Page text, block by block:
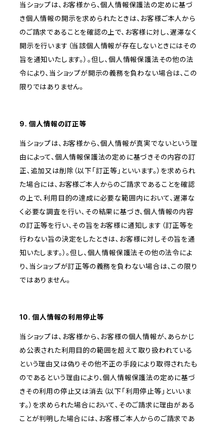
当ショップは、お客様から、個人情報保護法の定めに基づ
き個人情報の開示を求められたときは、お客様ご本人から
のご請求であることを確認の上で、お客様に対し、遅滞なく
開示を行います（当該個人情報が存在しないときにはその
旨を通知いたします。）。但し、個人情報保護法その他の法
令により、当ショップが開示の義務を負わない場合は、この
限りではありません。
9. 個人情報の訂正等
当ショップは、お客様から、個人情報が真実でないという理
由によって、個人情報保護法の定めに基づきその内容の訂
正、追加又は削除（以下「訂正等」といいます。）を求められ
た場合には、お客様ご本人からのご請求であることを確認
の上で、利用目的の達成に必要な範囲内において、遅滞な
く必要な調査を行い、その結果に基づき、個人情報の内容
の訂正等を行い、その旨をお客様に通知します（訂正等を
行わない旨の決定をしたときは、お客様に対しその旨を通
知いたします。）。但し、個人情報保護法その他の法令によ
り、当ショップが訂正等の義務を負わない場合は、この限り
ではありません。
10. 個人情報の利用停止等
当ショップは、お客様から、お客様の個人情報が、あらかじ
め公表された利用目的の範囲を超えて取り扱われている
という理由又は偽りその他不正の手段により取得されたも
のであるという理由により、個人情報保護法の定めに基づ
きその利用の停止又は消去（以下「利用停止等」といいま
す。）を求められた場合において、そのご請求に理由がある
ことが判明した場合には、お客様ご本人からのご請求であ